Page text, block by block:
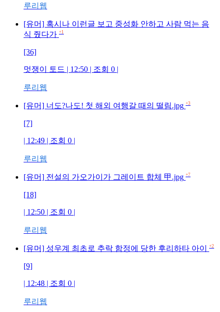
루리웹
[유머] 혹시나 이런글 보고 중성화 안하고 사람 먹는 음
식 줬다가 +1
[36]
멋쟁이 토드 | 12:50 | 조회 0 |
루리웹
[유머] 너도?나도! 첫 해외 여행갈 때의 떨림.jpg +3
[7]
| 12:49 | 조회 0 |
루리웹
[유머] 전설의 가오가이가 그레이트 합체 甲.jpg +7
[18]
| 12:50 | 조회 0 |
루리웹
[유머] 성우계 최초로 추락 함정에 당한 후리하타 아이 +2
[9]
| 12:48 | 조회 0 |
루리웹